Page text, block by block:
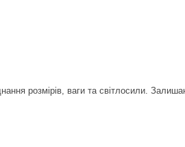
розмірів, ваги та світлосили.